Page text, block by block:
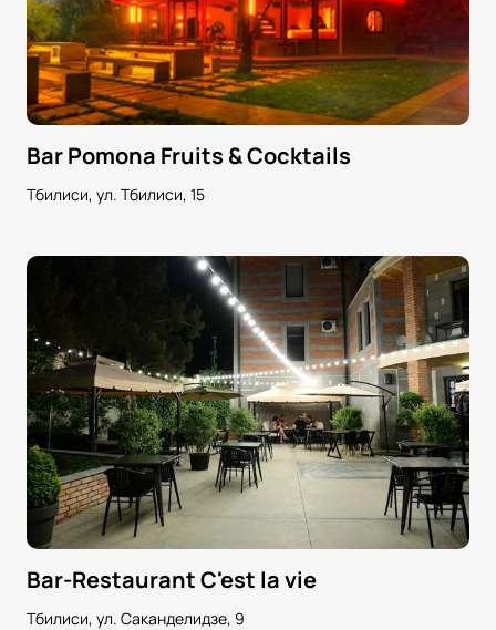
Bar Pomona Fruits & Cocktails
Тбилиси, ул. Тбилиси, 15
Bar-Restaurant C'est la vie
Тбилиси, ул. Саканделидзе, 9